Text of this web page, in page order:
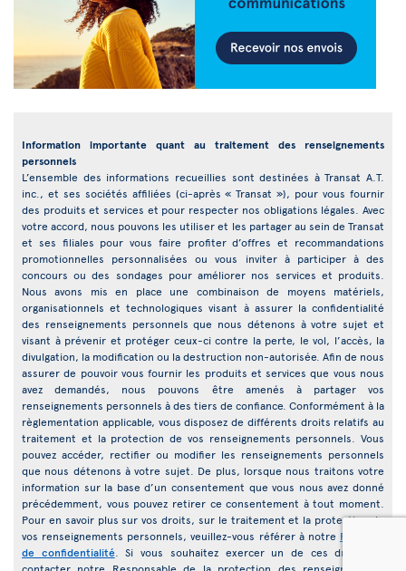
Information importante quant au traitement des renseignements
personnels
L’ensemble des informations recueillies sont destinées à Transat A.T.
inc., et ses sociétés affiliées (ci-après « Transat »), pour vous fournir
des produits et services et pour respecter nos obligations légales. Avec
votre accord, nous pouvons les utiliser et les partager au sein de Transat
et ses filiales pour vous faire profiter d’offres et recommandations
promotionnelles personnalisées ou vous inviter à participer à des
concours ou des sondages pour améliorer nos services et produits.
Nous avons mis en place une combinaison de moyens matériels,
organisationnels et technologiques visant à assurer la confidentialité
des renseignements personnels que nous détenons à votre sujet et
visant à prévenir et protéger ceux-ci contre la perte, le vol, l’accès, la
divulgation, la modification ou la destruction non-autorisée. Afin de nous
assurer de pouvoir vous fournir les produits et services que vous nous
avez demandés, nous pouvons être amenés à partager vos
renseignements personnels à des tiers de confiance. Conformément à la
règlementation applicable, vous disposez de différents droits relatifs au
traitement et la protection de vos renseignements personnels. Vous
pouvez accéder, rectifier ou modifier les renseignements personnels
que nous détenons à votre sujet. De plus, lorsque nous traitons votre
information sur la base d’un consentement que vous nous avez donné
précédemment, vous pouvez retirer ce consentement à tout moment.
Pour en savoir plus sur vos droits, sur le traitement et la protection de
vos renseignements personnels, veuillez-vous référer à notre Politique
de confidentialité. Si vous souhaitez exercer un de ces droits ou